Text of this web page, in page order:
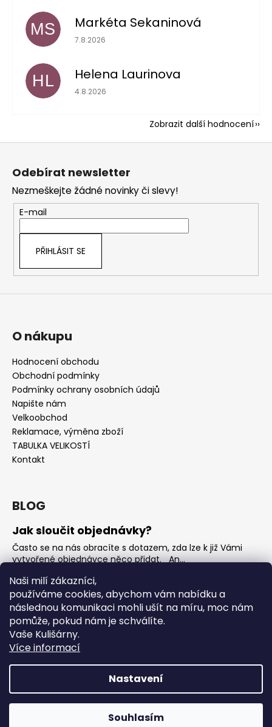
Naši milí zákazníci,
používáme cookies, abychom vám nabídku a
následnou komunikaci mohli ušít na míru, moc nám
pomůže, pokud nám je schválíte.
Vaše Kulišárny.
Více informací
Nastavení
Souhlasím
MS Markéta Sekaninová
Hodnocení obchodu je 5 z 5 hvězdiček.
7.8.2026
HL Helena Laurinova
Hodnocení obchodu je 5 z 5 hvězdiček.
4.8.2026
Zobrazit další hodnocení
Odebírat newsletter
Nezmeškejte žádné novinky či slevy!
E-mail
PŘIHLÁSIT SE
O nákupu
Hodnocení obchodu
Obchodní podmínky
Podmínky ochrany osobních údajů
Napište nám
Velkoobchod
Reklamace, výměna zboží
TABULKA VELIKOSTÍ
Kontakt
BLOG
Jak sloučit objednávky?
Často se na nás obracíte s dotazem, zda lze k již Vámi
vytvořené objednávce něco přidat. An...
Jak vybrat rostoucí overal na jaro?
Nejčastější otázka, kterou od Vás teď dostáváme je, jak
vybrat rostoucí overal na nadcházející jarní...
OVERALY jaké jsou mezi nimi rozdíly
Overaly jsou velmi oblíbeným kouskem. Snadno se
oblékají, nevykasávají se a přebalování je hračka. ...
Copyright 2026Kulišárny. Všechna práva vyhrazena.
Upravit nastavení cookies